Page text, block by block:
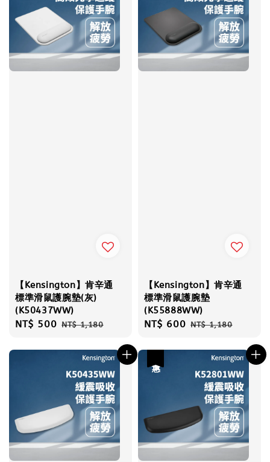
【Kensington】肯辛通
標準滑鼠護腕墊(灰)
(K50437WW)
Sale
NT$ 500 Regular
NT$ 1,180
【Kensington】肯辛通
標準滑鼠護腕墊
(K55888WW)
Sale
NT$ 600 Regular
NT$ 1,180